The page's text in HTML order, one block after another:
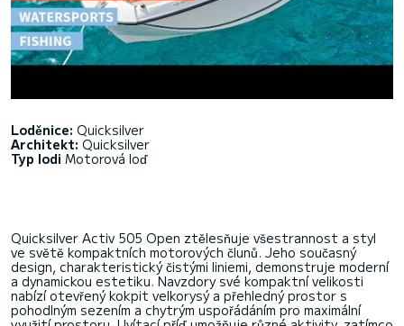
Loděnice: Quicksilver
Architekt: Quicksilver
Typ lodi Motorová loď
Quicksilver Activ 505 Open ztělesňuje všestrannost a styl
ve světě kompaktních motorových člunů. Jeho současný
design, charakteristický čistými liniemi, demonstruje moderní
a dynamickou estetiku. Navzdory své kompaktní velikosti
nabízí otevřený kokpit velkorysý a přehledný prostor s
pohodlným sezením a chytrým uspořádáním pro maximální